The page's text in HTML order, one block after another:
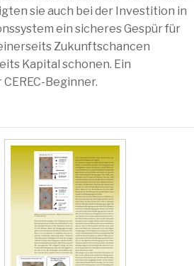
sie auch bei der Investition in
ein sicheres Gespür für
Zukunftschancen
Kapital schonen. Ein
Beginner.